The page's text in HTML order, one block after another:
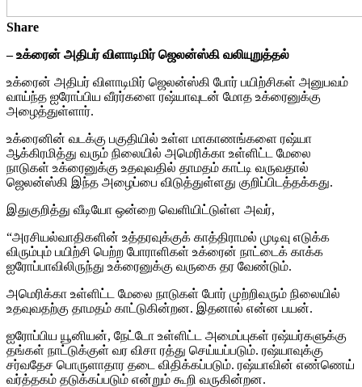
Share
– உக்ரைன் அதிபர் விளாடிமிர் ஜெலன்ஸ்கி வலியுறுத்தல்
உக்ரைன் அதிபர் விளாடிமிர் ஜெலன்ஸ்கி போர் பயிற்சிகள் அனுபவம்
வாய்ந்த ஐரோப்பிய வீரர்களை ரஷ்யாவுடன் மோத உக்ரைனுக்கு
அழைத்துள்ளார்.
உக்ரைனின் வடக்கு பகுதியில் உள்ள மாகாணங்களை ரஷ்யா
ஆக்கிரமித்து வரும் நிலையில் அமெரிக்கா உள்ளிட்ட மேலை
நாடுகள் உக்ரைனுக்கு உதவுவதில் தாமதம் காட்டி வருவதால்
ஜெலன்ஸ்கி இந்த அழைப்பை விடுத்துள்ளது குறிப்பிடத்தக்கது.
இதுகுறித்து வீடியோ ஒன்றை வெளியிட்டுள்ள அவர்,
“அரசியல்வாதிகளின் உத்தரவுக்குக் காத்திராமல் முடிவு எடுக்க
விரும்பும் பயிற்சி பெற்ற போராளிகள் உக்ரைன் நாட்டைக் காக்க
ஐரோப்பாவிலிருந்து உக்ரைனுக்கு வருகை தர வேண்டும்.
அமெரிக்கா உள்ளிட்ட மேலை நாடுகள் போர் முற்றிவரும் நிலையில்
உதவுவதற்கு தாமதம் காட்டுகின்றன. இதனால் என்ன பயன்.
ஐரோப்பிய யூனியன், நேட்டோ உள்ளிட்ட அமைப்புகள் ரஷ்யர்களுக்கு
தங்கள் நாட்டுக்குள் வர விசா ரத்து செய்யப்படும். ரஷ்யாவுக்கு
சர்வதேச பொருளாதார தடை விதிக்கப்படும். ரஷ்யாவின் எண்ணெய்
வர்த்தகம் தடுக்கப்படும் என்றும் கூறி வருகின்றன.